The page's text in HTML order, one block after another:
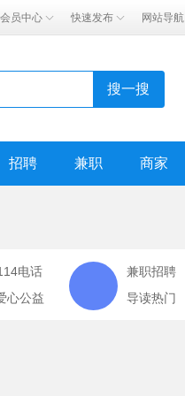
会员中心 快速发布 网站导航
搜一搜
招聘 兼职 商家
电话
心公益
兼职招聘
导读热门